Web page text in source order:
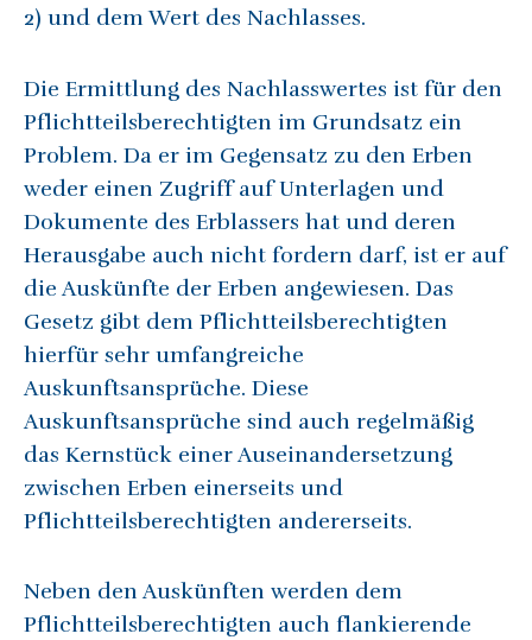
2) und dem Wert des Nachlasses.
Die Ermittlung des Nachlasswertes ist für den
Pflichtteilsberechtigten im Grundsatz ein
Problem. Da er im Gegensatz zu den Erben
weder einen Zugriff auf Unterlagen und
Dokumente des Erblassers hat und deren
Herausgabe auch nicht fordern darf, ist er auf
die Auskünfte der Erben angewiesen. Das
Gesetz gibt dem Pflichtteilsberechtigten
hierfür sehr umfangreiche
Auskunftsansprüche. Diese
Auskunftsansprüche sind auch regelmäßig
das Kernstück einer Auseinandersetzung
zwischen Erben einerseits und
Pflichtteilsberechtigten andererseits.
Neben den Auskünften werden dem
Pflichtteilsberechtigten auch flankierende